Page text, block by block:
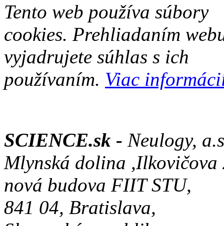
Tento web používa súbory
cookies. Prehliadaním
vyjadrujete súhlas s ich
používaním. Viac
SCIENCE.sk - Neulogy,
Mlynská dolina ,Ilkovičova
nová budova FIIT STU,
841 04, Bratislava,